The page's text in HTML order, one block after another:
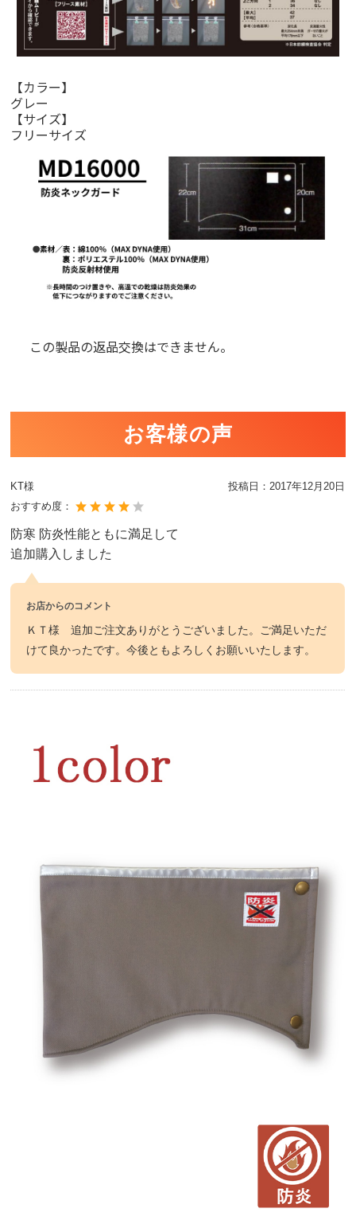
【カラー】
グレー
【サイズ】
フリーサイズ
この製品の返品交換はできません。
お客様の声
KT様 投稿日：2017年12月20日
おすすめ度：
防寒 防炎性能ともに満足して
追加購入しました
お店からのコメント
ＫＴ様 追加ご注文ありがとうございました。ご満足いただ
けて良かったです。今後ともよろしくお願いいたします。